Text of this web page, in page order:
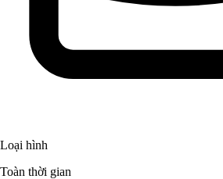
Loại hình
Toàn thời gian